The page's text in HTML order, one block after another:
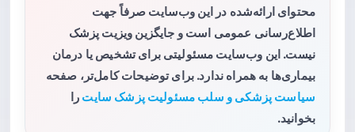
محتوای ارائه‌شده در این وب‌سایت صرفاً جهت
اطلاع‌رسانی عمومی است و جایگزین ویزیت پزشک
نیست. این وب‌سایت مسئولیتی برای تشخیص یا درمان
بیماری‌ها به همراه ندارد. برای توضیحات کامل‌تر، صفحه
سیاست پزشکی و سلب مسئولیت پزشک سایت را
بخوانید.